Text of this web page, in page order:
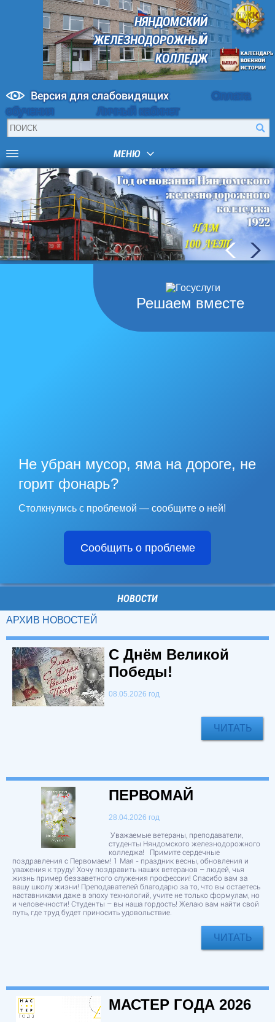
НЯНДОМСКИЙ
ЖЕЛЕЗНОДОРОЖНЫЙ
КОЛЛЕДЖ
Версия для слабовидящих
Оплата
обучения
Личный кабинет
МЕНЮ
Решаем вместе
Не убран мусор, яма на дороге, не
горит фонарь?
Столкнулись с проблемой — сообщите о ней!
Сообщить о проблеме
НОВОСТИ
АРХИВ НОВОСТЕЙ
С Днём Великой
Победы!
08.05.2026 год
ЧИТАТЬ
ПЕРВОМАЙ
28.04.2026 год
Уважаемые ветераны, преподаватели,
студенты Няндомского железнодорожного
колледжа! Примите сердечные
поздравления с Первомаем! 1 Мая - праздник весны, обновления и
уважения к труду! Хочу поздравить наших ветеранов – людей, чья
жизнь пример беззаветного служения профессии! Спасибо вам за
вашу школу жизни! Преподавателей благодарю за то, что вы остаетесь
наставниками даже в эпоху технологий, учите не только формулам, но
и человечности! Студенты – вы наша гордость! Желаю вам найти свой
путь, где труд будет приносить удовольствие.
ЧИТАТЬ
МАСТЕР ГОДА 2026